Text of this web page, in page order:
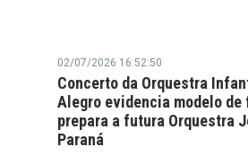
02/07/2026 16:52:50
Concerto da Orquestra
Alegro evidencia modelo de
prepara a futura Orquestra
Paraná